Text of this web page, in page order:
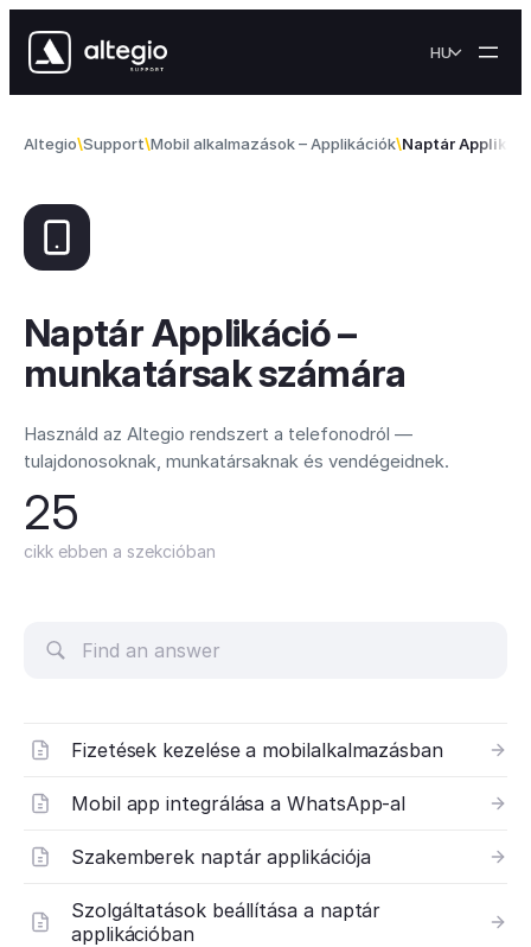
HU
Altegio Support Mobil alkalmazások – Applikációk Naptár
Naptár Applikáció –
munkatársak számára
Használd az Altegio rendszert a telefonodról —
tulajdonosoknak, munkatársaknak és vendégeidnek.
25
cikk ebben a szekcióban
Fizetések kezelése a mobilalkalmazásban
Mobil app integrálása a WhatsApp-al
Szakemberek naptár applikációja
Szolgáltatások beállítása a naptár
applikációban